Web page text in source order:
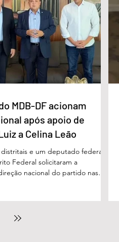
A nova estrutura foi
acolhimento, dese
MDB-DF acionam
após apoio de
a Celina Leão
e um deputado federal
Federal solicitaram a
nacional do partido nas
Wellington Luiz, em defesa da